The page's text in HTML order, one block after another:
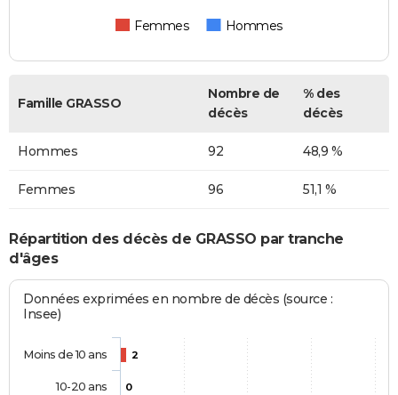
Femmes Hommes
Famille GRASSO
Nombre de
décès
% des
décès
Hommes 92 48,9 %
Femmes 96 51,1 %
Répartition des décès de GRASSO par tranche
d'âges
Données exprimées en nombre de décès (source :
Insee)
2
0
Moins de 10 ans
10-20 ans